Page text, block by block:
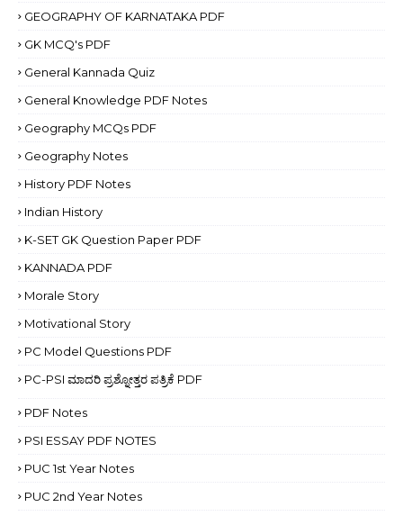
GEOGRAPHY OF KARNATAKA PDF
GK MCQ's PDF
General Kannada Quiz
General Knowledge PDF Notes
Geography MCQs PDF
Geography Notes
History PDF Notes
Indian History
K-SET GK Question Paper PDF
KANNADA PDF
Morale Story
Motivational Story
PC Model Questions PDF
PC-PSI ಮಾದರಿ ಪ್ರಶ್ನೋತ್ತರ ಪತ್ರಿಕೆ PDF
PDF Notes
PSI ESSAY PDF NOTES
PUC 1st Year Notes
PUC 2nd Year Notes